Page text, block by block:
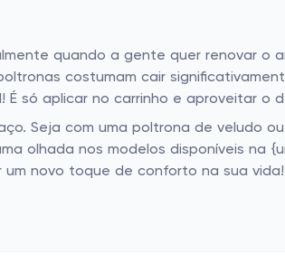
quando a gente quer renovar o
costumam cair
só aplicar no carrinho e aproveitar o
Seja com uma poltrona de veludo
olhada nos modelos disponíveis na
um novo toque de conforto na sua vida!